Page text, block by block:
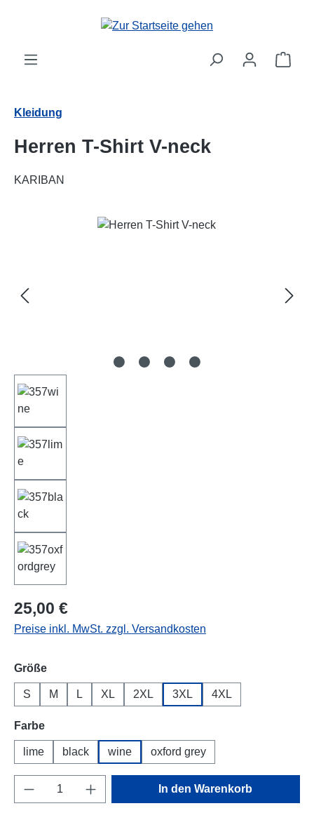
Zum Hauptinhalt springen
Kleidung
Herren T-Shirt V-neck
KARIBAN
Bildergalerie überspringen
Regulärer Preis:
25,00 €
Preise inkl. MwSt. zzgl. Versandkosten
Größeauswählen
S M L XL 2XL 3XL 4XL
Farbeauswählen
lime black wine oxford grey
Produkt Anzahl: Gib den gewünschten
In den Warenkorb